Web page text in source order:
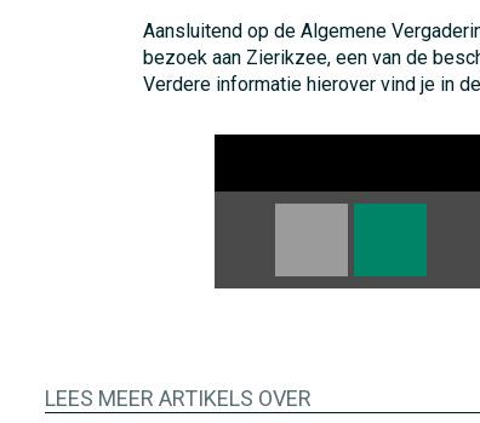
Aansluitend op de Algemene
bezoek aan Zierikzee, een van de
Verdere informatie hierover vind je in de
LEES MEER ARTIKELS OVER